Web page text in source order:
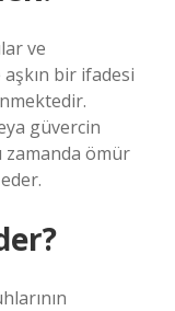
ve
bir ifadesi
güvercin
zamanda ömür